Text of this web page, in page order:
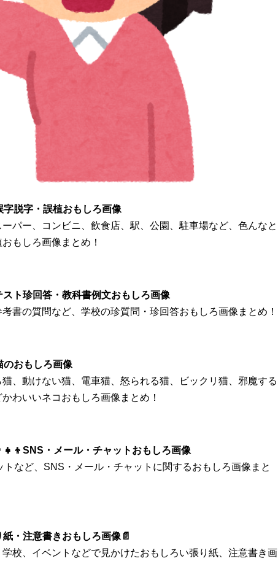
字脱字・誤植おもしろ画像
パー、コンビニ、飲食店、駅、公園、駐車場など、色んなと
もしろ画像まとめ！
スト珍回答・教科書例文おもしろ画像
書の質問など、学校の珍質問・珍回答おもしろ画像まとめ！
のおもしろ画像
、動けない猫、電車猫、怒られる猫、ビックリ猫、邪魔する
わいいネコおもしろ画像まとめ！
・メール・チャットおもしろ画像
トなど、SNS・メール・チャットに関するおもしろ画像まと
紙・注意書きおもしろ画像📄
校、イベントなどで見かけたおもしろい張り紙、注意書き画